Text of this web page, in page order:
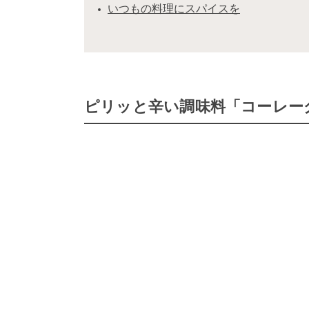
いつもの料理にスパイスを
ピリッと辛い調味料「コーレー